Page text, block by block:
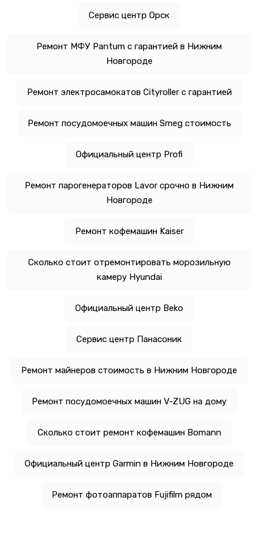
Сервис центр Орск
Ремонт МФУ Pantum с гарантией в Нижним
Новгороде
Ремонт электросамокатов Cityroller с гарантией
Ремонт посудомоечных машин Smeg стоимость
Официальный центр Profi
Ремонт парогенераторов Lavor срочно в Нижним
Новгороде
Ремонт кофемашин Kaiser
Сколько стоит отремонтировать морозильную
камеру Hyundai
Официальный центр Beko
Сервис центр Панасоник
Ремонт майнеров стоимость в Нижним Новгороде
Ремонт посудомоечных машин V-ZUG на дому
Сколько стоит ремонт кофемашин Bomann
Официальный центр Garmin в Нижним Новгороде
Ремонт фотоаппаратов Fujifilm рядом